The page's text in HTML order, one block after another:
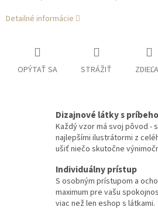
Detailné informácie
OPÝTAŤ SA STRÁŽIŤ
Dizajnové látky s
Každý vzor má svoj pôvod -
najlepšími ilustrátormi z
ušiť niečo skutočne
Individuálny prístup
S osobným prístupom a
maximum pre vašu
viac než len eshop s látkami.